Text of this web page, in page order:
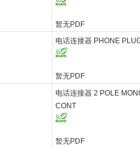
暂无PDF
电话连接器 PHONE
暂无PDF
电话连接器 2 POLE
CONT
暂无PDF